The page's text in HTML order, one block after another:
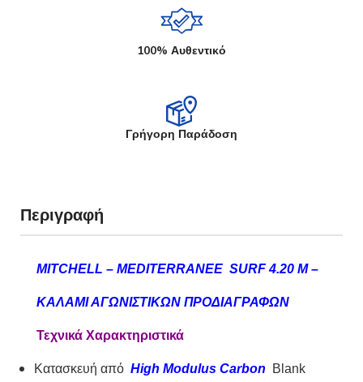
100% Αυθεντικό
Γρήγορη Παράδοση
Περιγραφή
ΜΙTCHELL – MEDITERRANEE SURF 4.20 M –
KΑΛΑΜΙ ΑΓΩΝΙΣΤΙΚΩΝ ΠΡΟΔΙΑΓΡΑΦΩΝ
Τεχνικά Χαρακτηριστικά
Κατασκευή από High Modulus Carbon Blank